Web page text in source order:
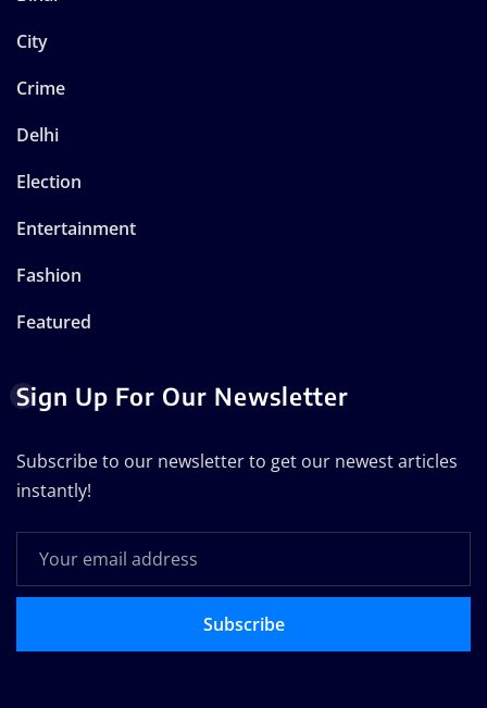
City
Crime
Delhi
Election
Entertainment
Fashion
Featured
Sign Up For Our Newsletter
Subscribe to our newsletter to get our newest articles
instantly!
Subscribe